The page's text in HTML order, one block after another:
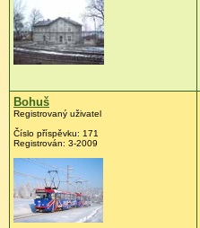
Bohuš
Registrovaný uživatel
Číslo příspěvku: 171
Registrován: 3-2009